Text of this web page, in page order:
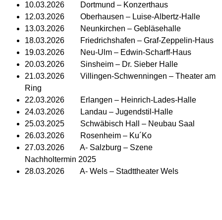
10.03.2026 Dortmund – Konzerthaus
12.03.2026 Oberhausen – Luise-Albertz-Halle
13.03.2026 Neunkirchen – Gebläsehalle
18.03.2026 Friedrichshafen – Graf-Zeppelin-Haus
19.03.2026 Neu-Ulm – Edwin-Scharff-Haus
20.03.2026 Sinsheim – Dr. Sieber Halle
21.03.2026 Villingen-Schwenningen – Theater am
Ring
22.03.2026 Erlangen – Heinrich-Lades-Halle
24.03.2026 Landau – Jugendstil-Halle
25.03.2025 Schwäbisch Hall – Neubau Saal
26.03.2026 Rosenheim – Ku´Ko
27.03.2026 A- Salzburg – Szene
Nachholtermin 2025
28.03.2026 A- Wels – Stadttheater Wels